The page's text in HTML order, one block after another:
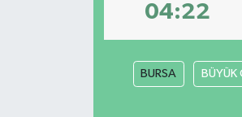
04:22
BURSA BÜYÜK